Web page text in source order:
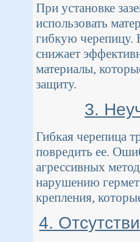
При установке
использовать
гибкую черепицу.
снижает
материалы,
защиту.
3.
Гибкая черепица
повредить ее.
агрессивных
нарушению
крепления,
4.